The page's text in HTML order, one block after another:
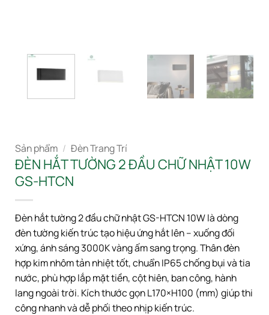
Sản phẩm / Đèn Trang Trí
ĐÈN HẮT TƯỜNG 2 ĐẦU CHỮ NHẬT 10W
GS-HTCN
Đèn hắt tường 2 đầu chữ nhật GS-HTCN 10W là dòng
đèn tường kiến trúc tạo hiệu ứng hắt lên – xuống đối
xứng, ánh sáng 3000K vàng ấm sang trọng. Thân đèn
hợp kim nhôm tản nhiệt tốt, chuẩn IP65 chống bụi và tia
nước, phù hợp lắp mặt tiền, cột hiên, ban công, hành
lang ngoài trời. Kích thước gọn L170×H100 (mm) giúp thi
công nhanh và dễ phối theo nhịp kiến trúc.